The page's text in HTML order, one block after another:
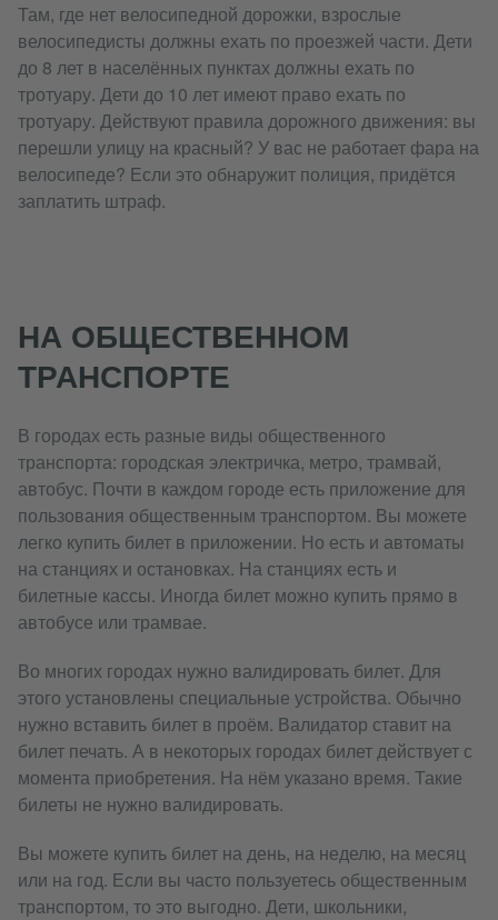
Там, где нет велосипедной дорожки, взрослые
велосипедисты должны ехать по проезжей части. Дети
до 8 лет в населённых пунктах должны ехать по
тротуару. Дети до 10 лет имеют право ехать по
тротуару. Действуют правила дорожного движения: вы
перешли улицу на красный? У вас не работает фара на
велосипеде? Если это обнаружит полиция, придётся
заплатить штраф.
НА ОБЩЕСТВЕННОМ
ТРАНСПОРТЕ
В городах есть разные виды общественного
транспорта: городская электричка, метро, трамвай,
автобус. Почти в каждом городе есть приложение для
пользования общественным транспортом. Вы можете
легко купить билет в приложении. Но есть и автоматы
на станциях и остановках. На станциях есть и
билетные кассы. Иногда билет можно купить прямо в
автобусе или трамвае.
Во многих городах нужно валидировать билет. Для
этого установлены специальные устройства. Обычно
нужно вставить билет в проём. Валидатор ставит на
билет печать. А в некоторых городах билет действует с
момента приобретения. На нём указано время. Такие
билеты не нужно валидировать.
Вы можете купить билет на день, на неделю, на месяц
или на год. Если вы часто пользуетесь общественным
транспортом, то это выгодно. Дети, школьники,